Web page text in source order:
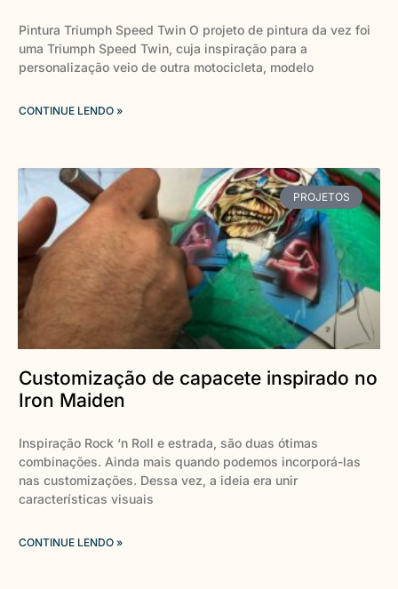
Pintura Triumph Speed Twin O projeto de pintura da vez foi
uma Triumph Speed Twin, cuja inspiração para a
personalização veio de outra motocicleta, modelo
CONTINUE LENDO »
PROJETOS
Customização de capacete inspirado no
Iron Maiden
Inspiração Rock ‘n Roll e estrada, são duas ótimas
combinações. Ainda mais quando podemos incorporá-las
nas customizações. Dessa vez, a ideia era unir
características visuais
CONTINUE LENDO »